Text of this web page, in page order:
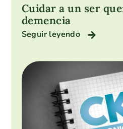
Cuidar a un ser
demencia
Seguir leyendo